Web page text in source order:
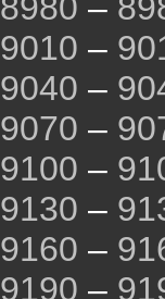
8980 –
9010 –
9040 –
9070 –
9100 –
9130 –
9160 –
9190 –